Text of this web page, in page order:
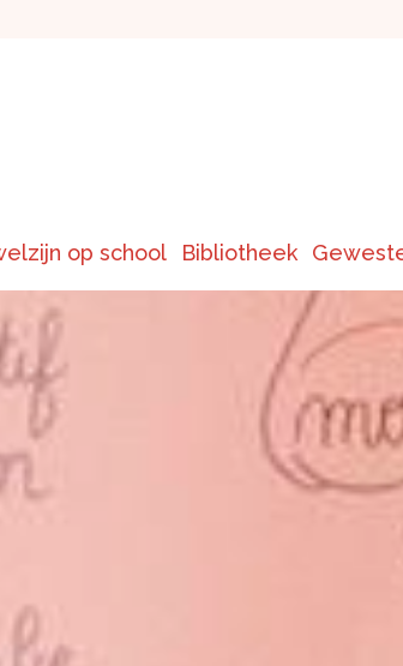
op school Bibliotheek